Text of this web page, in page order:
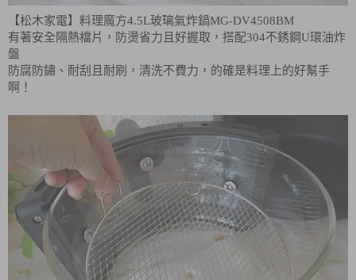
【松木家電】料理魔方4.5L玻璃氣炸鍋MG-DV4508BM
有著安全隔熱檔片，防燙省力且好握取，搭配304不銹鋼U環油炸
盤
防腐防鏽、耐刮且耐刷，清洗不費力，的確是料理上的好幫手
啊！